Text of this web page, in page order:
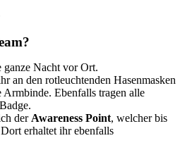
ganze Nacht vor Ort.
an den rotleuchtenden Hasenmasken
Ebenfalls tragen alle
der Awareness Point, welcher bis
erhaltet ihr ebenfalls